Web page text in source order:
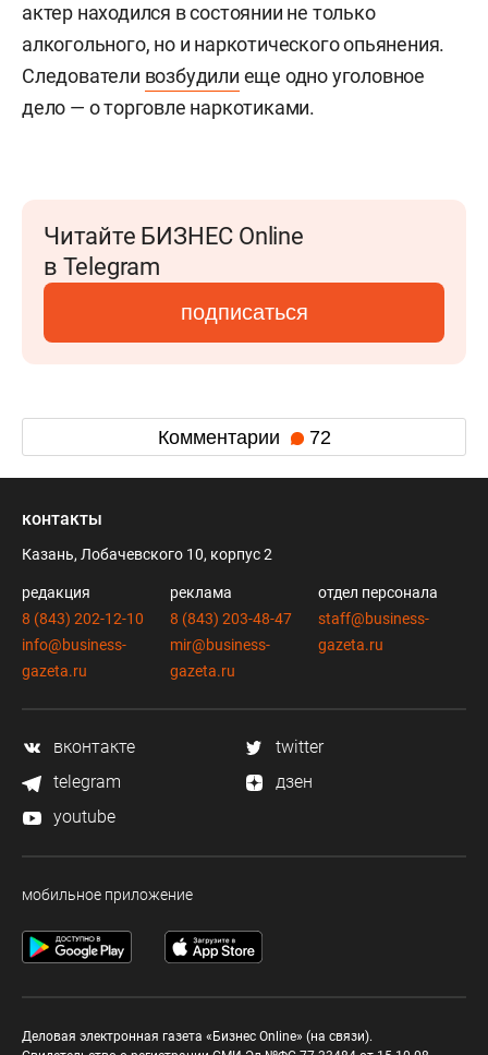
актер находился в состоянии не только
алкогольного, но и наркотического опьянения.
Следователи возбудили еще одно уголовное
дело — о торговле наркотиками.
Читайте БИЗНЕС Online
в Telegram
подписаться
Комментарии 72
контакты
Казань, Лобачевского 10, корпус 2
редакция
8 (843) 202-12-10
info@business-
gazeta.ru
реклама
8 (843) 203-48-47
mir@business-
gazeta.ru
отдел персонала
staff@business-
gazeta.ru
вконтакте
twitter
telegram
дзен
youtube
мобильное приложение
Деловая электронная газета «Бизнес Online» (на связи).